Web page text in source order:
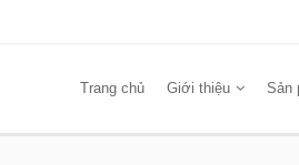
Trang chủ Giới thiệu Sản